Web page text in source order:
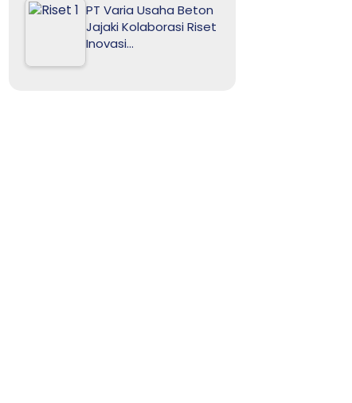
PT Varia Usaha Beton
Jajaki Kolaborasi Riset
Inovasi…